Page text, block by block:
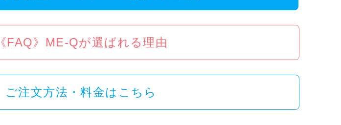
《FAQ》ME-Qが選ばれる理由
ご注文方法・料金はこちら